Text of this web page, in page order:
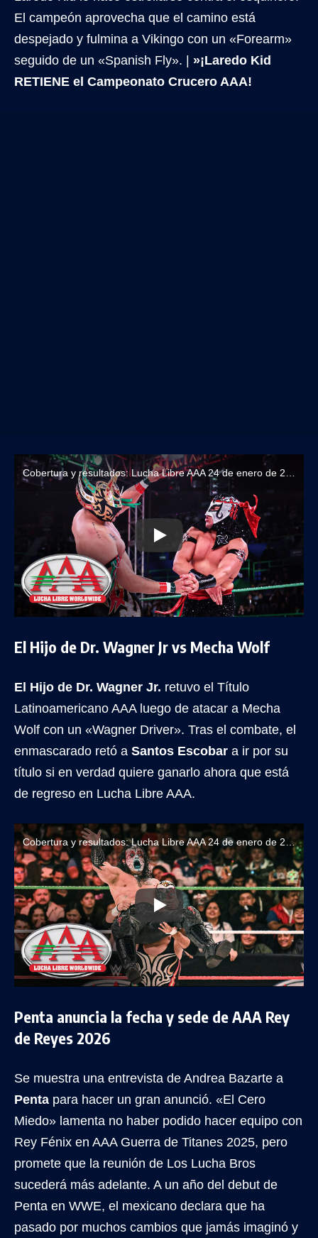
El campeón aprovecha que el camino está
despejado y fulmina a Vikingo con un «Forearm»
seguido de un «Spanish Fly». | »¡Laredo Kid
RETIENE el Campeonato Crucero AAA!
El Hijo de Dr. Wagner Jr vs Mecha Wolf
El Hijo de Dr. Wagner Jr. retuvo el Título
Latinoamericano AAA luego de atacar a Mecha
Wolf con un «Wagner Driver». Tras el combate, el
enmascarado retó a Santos Escobar a ir por su
título si en verdad quiere ganarlo ahora que está
de regreso en Lucha Libre AAA.
Cobertura y resultados: Lucha Libre AAA 24 de enero de 2026
Penta anuncia la fecha y sede de AAA Rey
de Reyes 2026
Se muestra una entrevista de Andrea Bazarte a
Penta para hacer un gran anunció. «El Cero
Miedo» lamenta no haber podido hacer equipo con
Rey Fénix en AAA Guerra de Titanes 2025, pero
promete que la reunión de Los Lucha Bros
sucederá más adelante. A un año del debut de
Penta en WWE, el mexicano declara que ha
pasado por muchos cambios que jamás imaginó y